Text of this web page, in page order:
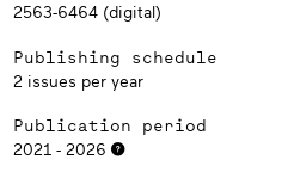
2563-6464 (digital)
Publishing schedule
2 issues per year
Publication period
2021 - 2026